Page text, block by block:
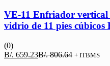
VE-11 Enfriador
vidrio de 11 pies
(0)
B/. 659.23El
B/.806.64 El
+ ITBMS